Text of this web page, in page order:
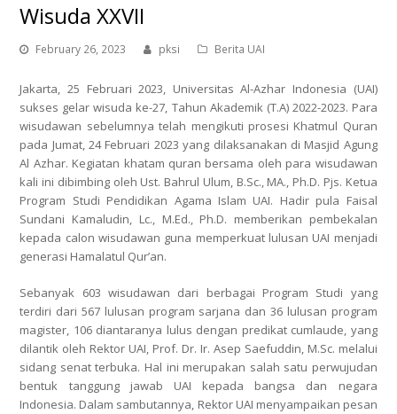
Wisuda XXVII
February 26, 2023 pksi Berita UAI
Jakarta, 25 Februari 2023, Universitas Al-Azhar Indonesia (UAI)
sukses gelar wisuda ke-27, Tahun Akademik (T.A) 2022-2023. Para
wisudawan sebelumnya telah mengikuti prosesi Khatmul Quran
pada Jumat, 24 Februari 2023 yang dilaksanakan di Masjid Agung
Al Azhar. Kegiatan khatam quran bersama oleh para wisudawan
kali ini dibimbing oleh Ust. Bahrul Ulum, B.Sc., MA., Ph.D. Pjs. Ketua
Program Studi Pendidikan Agama Islam UAI. Hadir pula Faisal
Sundani Kamaludin, Lc., M.Ed., Ph.D. memberikan pembekalan
kepada calon wisudawan guna memperkuat lulusan UAI menjadi
generasi Hamalatul Qur’an.
Sebanyak 603 wisudawan dari berbagai Program Studi yang
terdiri dari 567 lulusan program sarjana dan 36 lulusan program
magister, 106 diantaranya lulus dengan predikat cumlaude, yang
dilantik oleh Rektor UAI, Prof. Dr. Ir. Asep Saefuddin, M.Sc. melalui
sidang senat terbuka. Hal ini merupakan salah satu perwujudan
bentuk tanggung jawab UAI kepada bangsa dan negara
Indonesia. Dalam sambutannya, Rektor UAI menyampaikan pesan